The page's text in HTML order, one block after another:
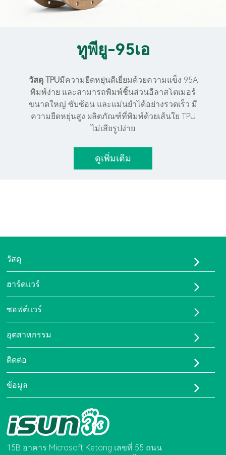
ทูพียู-95เอ
วัสดุ TPUมีความยืดหยุ่นดีเยี่ยมด้วยความแข็ง 95A
พิมพ์ง่าย และสามารถพิมพ์ชิ้นส่วนอีลาสโตเมอร์
ขนาดใหญ่ ซับซ้อน และแม่นยำได้อย่างรวดเร็ว มี
ความยืดหยุ่นสูง ผลิตภัณฑ์ที่พิมพ์ด้วยเส้นใย TPU
ไม่เสียรูปง่าย
ดูเพิ่มเติม
วัสดุ
ทูพียู-95เอ
พีบีเอ-90เอ
เรซิน ISUN 3D FlexOne
ฮาร์ดแวร์
เครื่องพิมพ์ FDM
เครื่องสแกน 3 มิติ
บอร์ดเซ็นเซอร์การเดิน
ซอฟต์แวร์
อุตสาหกรรม
ติดต่อ
ติดต่อเรา
คำถามที่พบบ่อย
ข้อมูล
0755-86581960
อีเมล:
Isun3d01@brightcn.net
15B อาคาร Microsoft Ketong เลขที่ 55 ถนน